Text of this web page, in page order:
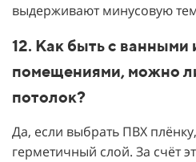
выдерживают минусовую
12. Как быть с
помещениями, можно
потолок?
Да, если выбрать ПВХ
герметичный слой. За счёт